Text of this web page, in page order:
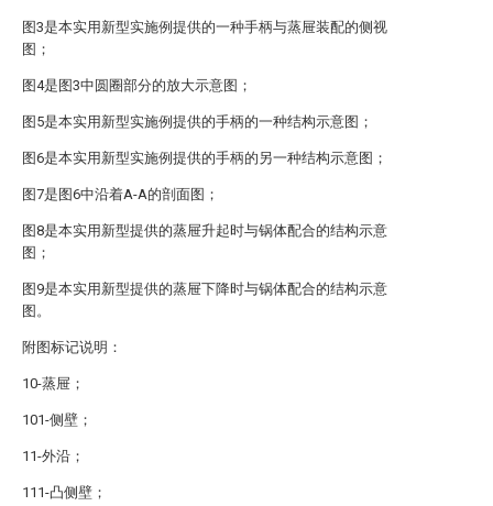
图3是本实用新型实施例提供的一种手柄与蒸屉装配的侧视
图；
图4是图3中圆圈部分的放大示意图；
图5是本实用新型实施例提供的手柄的一种结构示意图；
图6是本实用新型实施例提供的手柄的另一种结构示意图；
图7是图6中沿着A-A的剖面图；
图8是本实用新型提供的蒸屉升起时与锅体配合的结构示意
图；
图9是本实用新型提供的蒸屉下降时与锅体配合的结构示意
图。
附图标记说明：
10-蒸屉；
101-侧壁；
11-外沿；
111-凸侧壁；